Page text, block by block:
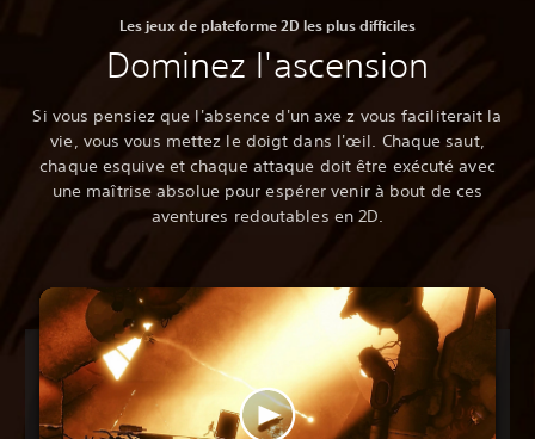
Les jeux de plateforme 2D les plus difficiles
Dominez l'ascension
Si vous pensiez que l'absence d'un axe z vous faciliterait la
vie, vous vous mettez le doigt dans l'œil. Chaque saut,
chaque esquive et chaque attaque doit être exécuté avec
une maîtrise absolue pour espérer venir à bout de ces
aventures redoutables en 2D.